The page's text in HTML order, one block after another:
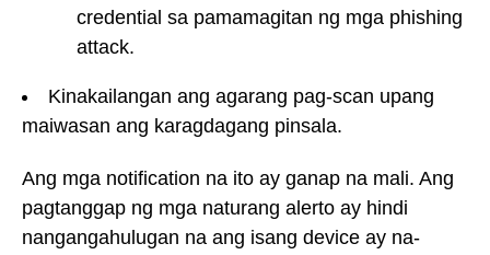
credential sa pamamagitan ng mga phishing
attack.
Kinakailangan ang agarang pag-scan upang
maiwasan ang karagdagang pinsala.
Ang mga notification na ito ay ganap na mali. Ang
pagtanggap ng mga naturang alerto ay hindi
nangangahulugan na ang isang device ay na-